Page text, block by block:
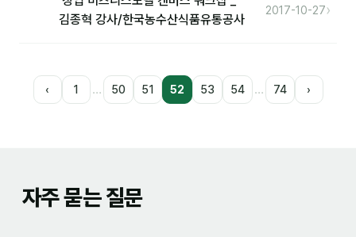
김종혁 강사/한국농수산식품유통공사
2017-10-27›
‹ 1 … 50 51 52 53 54 … 74 ›
자주 묻는 질문